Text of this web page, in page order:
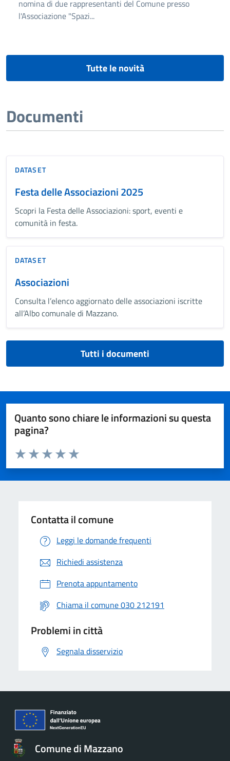
nomina di due rappresentanti del Comune presso
l'Associazione "Spazi...
Tutte le novità
Documenti
DATASET
Festa delle Associazioni 2025
Scopri la Festa delle Associazioni: sport, eventi e
comunità in festa.
DATASET
Associazioni
Consulta l’elenco aggiornato delle associazioni iscritte
all’Albo comunale di Mazzano.
Tutti i documenti
Quanto sono chiare le informazioni su questa
pagina?
Valuta da 1 a 5 stelle la pagina
Valuta 5 stelle su 5
Valuta 4 stelle su 5
Valuta 3 stelle su 5
Valuta 2 stelle su 5
Valuta 1 stelle su 5
Contatta il comune
Leggi le domande frequenti
Richiedi assistenza
Prenota appuntamento
Chiama il comune 030 212191
Problemi in città
Segnala disservizio
Comune di Mazzano